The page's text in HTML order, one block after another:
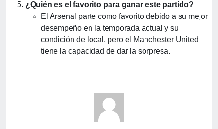
¿Quién es el favorito para ganar este partido?
El Arsenal parte como favorito debido a su mejor
desempeño en la temporada actual y su
condición de local, pero el Manchester United
tiene la capacidad de dar la sorpresa.